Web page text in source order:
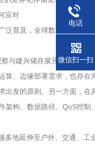
应对
泛普及，全球数据量呈爆
与建兴储存展开了深度交
算、边缘部署需求，也存在
出发的原则。另一方面，
架构、数据路径、QoS控
多地延伸至户外、交通、
电话
微信扫一扫